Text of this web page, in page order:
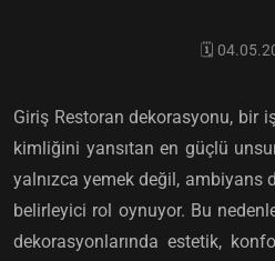
🗓️
Giriş Restoran dekorasyonu, bir
kimliğini yansıtan en güçlü
yalnızca yemek değil, ambiyans
belirleyici rol oynuyor. Bu
dekorasyonlarında estetik,